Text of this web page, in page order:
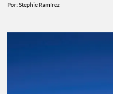
Por:Stephie Ramírez